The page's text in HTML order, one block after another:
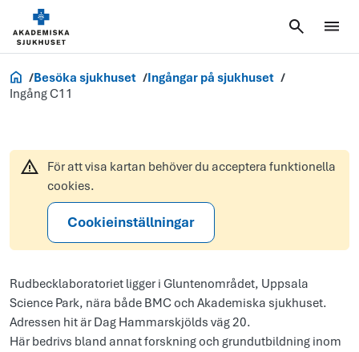
Akademiska.se
Besöka sjukhuset
Ingångar på sjukhuset
Ingång C11
För att visa kartan behöver du acceptera funktionella
cookies.
Cookieinställningar
Rudbecklaboratoriet ligger i Gluntenområdet, Uppsala
Science Park, nära både BMC och Akademiska sjukhuset.
Adressen hit är Dag Hammarskjölds väg 20.
Här bedrivs bland annat forskning och grundutbildning inom